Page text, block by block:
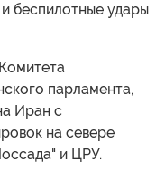
беспилотные удары
парламента,
Иран с
на севере
и ЦРУ.